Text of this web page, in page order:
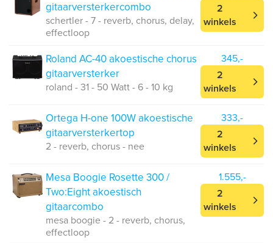
gitaarversterkercombo
schertler - 7 - reverb, chorus, delay,
effectloop
2
winkels
Roland AC-40 akoestische chorus
gitaarversterker
roland - 31 - 50 Watt - 6 - 10 kg
345,-
2
winkels
Ortega H-one 100W akoestische
gitaarversterkertop
2 - reverb, chorus - nee
333,-
2
winkels
Mesa Boogie Rosette 300 /
Two:Eight akoestisch
gitaarcombo
mesa boogie - 2 - reverb, chorus,
effectloop
1.555,-
2
winkels